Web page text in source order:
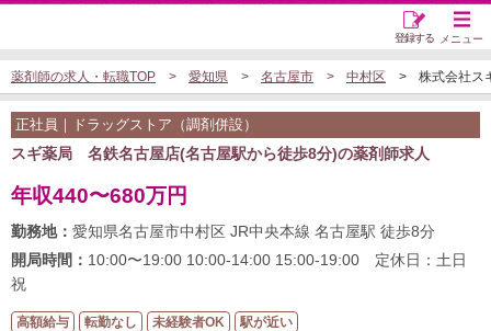
メニュー
登録する
薬剤師の求人・転職TOP 愛知県 名古屋市 中村区 株式会社ス
正社員｜ドラッグストア（調剤併設）
スギ薬局 名鉄名古屋店(名古屋駅から徒歩8分)の薬剤師求人
年収440〜680万円
勤務地： 愛知県名古屋市中村区 JR中央本線 名古屋駅 徒歩8分
開局時間： 10:00〜19:00 10:00-14:00 15:00-19:00 定休日：土日
祝
高額給与 転勤なし 未経験者OK 駅が近い